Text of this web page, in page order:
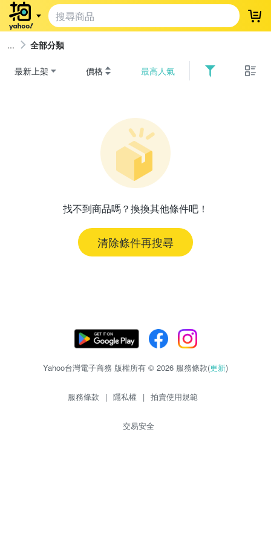
登
全部分類
最新上架 價格 最高人氣
找不到商品嗎？換換其他條件吧！
清除條件再搜尋
Yahoo台灣電子商務 版權所有 © 2026 服務條款(更新)
服務條款 | 隱私權 | 拍賣使用規範
交易安全